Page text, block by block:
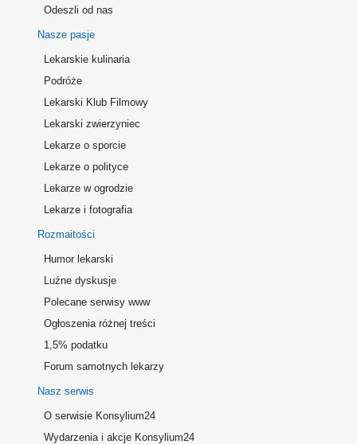
Odeszli od nas
Nasze pasje
Lekarskie kulinaria
Podróże
Lekarski Klub Filmowy
Lekarski zwierzyniec
Lekarze o sporcie
Lekarze o polityce
Lekarze w ogrodzie
Lekarze i fotografia
Rozmaitości
Humor lekarski
Luźne dyskusje
Polecane serwisy www
Ogłoszenia różnej treści
1,5% podatku
Forum samotnych lekarzy
Nasz serwis
O serwisie Konsylium24
Wydarzenia i akcje Konsylium24